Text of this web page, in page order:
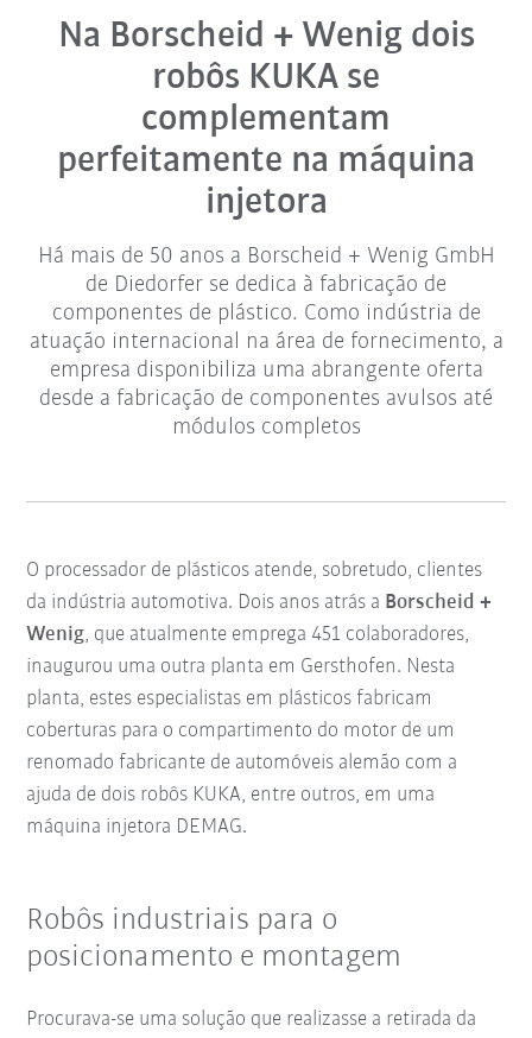
Na Borscheid + Wenig dois
robôs KUKA se
complementam
perfeitamente na máquina
injetora
Há mais de 50 anos a Borscheid + Wenig GmbH
de Diedorfer se dedica à fabricação de
componentes de plástico. Como indústria de
atuação internacional na área de fornecimento, a
empresa disponibiliza uma abrangente oferta
desde a fabricação de componentes avulsos até
módulos completos
O processador de plásticos atende, sobretudo, clientes
da indústria automotiva. Dois anos atrás a Borscheid +
Wenig, que atualmente emprega 451 colaboradores,
inaugurou uma outra planta em Gersthofen. Nesta
planta, estes especialistas em plásticos fabricam
coberturas para o compartimento do motor de um
renomado fabricante de automóveis alemão com a
ajuda de dois robôs KUKA, entre outros, em uma
máquina injetora DEMAG.
Robôs industriais para o
posicionamento e montagem
Procurava-se uma solução que realizasse a retirada da